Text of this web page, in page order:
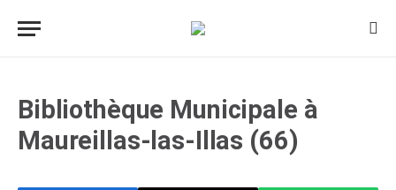
Bibliothèque Municipale à
Maureillas-las-Illas (66)